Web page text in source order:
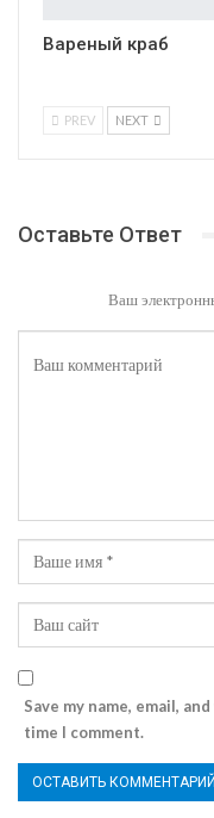
Вареный краб
PREV NEXT
Оставьте Ответ
Ваш
Save my name, email,
time I comment.